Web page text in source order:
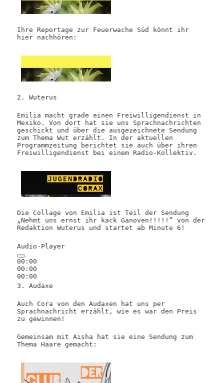
Ihre Reportage zur Feuerwache Süd könnt ihr
hier nachhören:
2. Wuterus
Emilia macht grade einen Freiwilligendienst in
Mexiko. Von dort hat sie uns Sprachnachrichten
geschickt und über die ausgezeichnete Sendung
zum Thema Wut erzählt. In der aktuellen
Programmzeitung berichtet sie auch über ihren
Freiwilligendienst bei einem Radio-Kollektiv.
Die Collage von Emilia ist Teil der Sendung
„Nehmt uns ernst ihr kack Ganoven!!!!!“ von der
Redaktion Wuterus und startet ab Minute 6!
Audio-Player
00:00
00:00
00:00
3. Audaxe
Auch Cora von den Audaxen hat uns per
Sprachnachricht erzählt, wie es war den Preis
zu gewinnen!
Gemeinsam mit Aisha hat sie eine Sendung zum
Thema Haare gemacht: